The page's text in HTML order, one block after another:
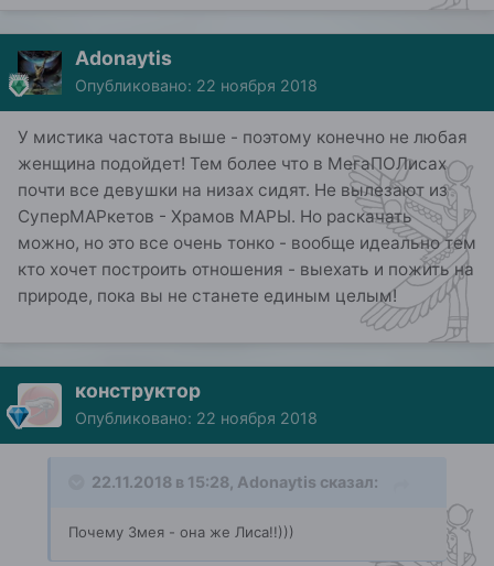
Adonaytis
Опубликовано: 22 ноября 2018
У мистика частота выше - поэтому конечно не любая
женщина подойдет! Тем более что в МегаПОЛисах
почти все девушки на низах сидят. Не вылезают из
СуперМАРкетов - Храмов МАРЫ. Но раскачать
можно, но это все очень тонко - вообще идеально тем
кто хочет построить отношения - выехать и пожить на
природе, пока вы не станете единым целым!
конструктор
Опубликовано: 22 ноября 2018
22.11.2018 в 15:28, Adonaytis сказал:
Почему Змея - она же Лиса!!)))